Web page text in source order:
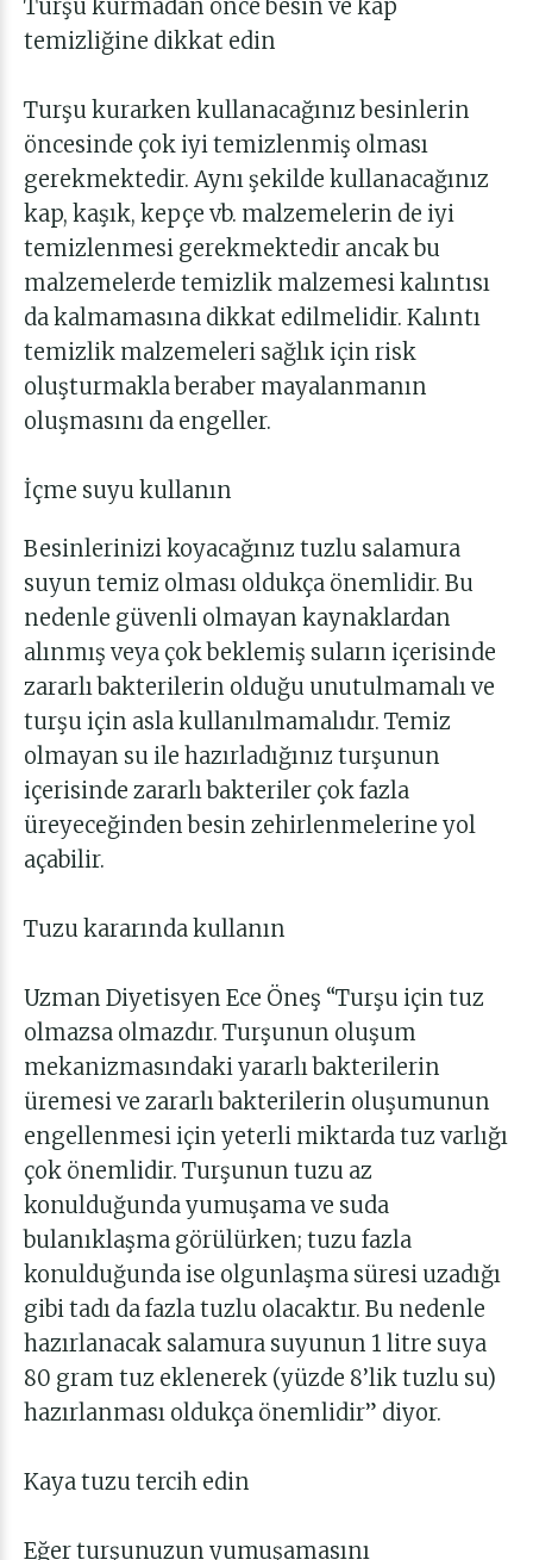
Turşu kurmadan önce besin ve kap
temizliğine dikkat edin
Turşu kurarken kullanacağınız besinlerin
öncesinde çok iyi temizlenmiş olması
gerekmektedir. Aynı şekilde kullanacağınız
kap, kaşık, kepçe vb. malzemelerin de iyi
temizlenmesi gerekmektedir ancak bu
malzemelerde temizlik malzemesi kalıntısı
da kalmamasına dikkat edilmelidir. Kalıntı
temizlik malzemeleri sağlık için risk
oluşturmakla beraber mayalanmanın
oluşmasını da engeller.
İçme suyu kullanın
Besinlerinizi koyacağınız tuzlu salamura
suyun temiz olması oldukça önemlidir. Bu
nedenle güvenli olmayan kaynaklardan
alınmış veya çok beklemiş suların içerisinde
zararlı bakterilerin olduğu unutulmamalı ve
turşu için asla kullanılmamalıdır. Temiz
olmayan su ile hazırladığınız turşunun
içerisinde zararlı bakteriler çok fazla
üreyeceğinden besin zehirlenmelerine yol
açabilir.
Tuzu kararında kullanın
Uzman Diyetisyen Ece Öneş “Turşu için tuz
olmazsa olmazdır. Turşunun oluşum
mekanizmasındaki yararlı bakterilerin
üremesi ve zararlı bakterilerin oluşumunun
engellenmesi için yeterli miktarda tuz varlığı
çok önemlidir. Turşunun tuzu az
konulduğunda yumuşama ve suda
bulanıklaşma görülürken; tuzu fazla
konulduğunda ise olgunlaşma süresi uzadığı
gibi tadı da fazla tuzlu olacaktır. Bu nedenle
hazırlanacak salamura suyunun 1 litre suya
80 gram tuz eklenerek (yüzde 8’lik tuzlu su)
hazırlanması oldukça önemlidir” diyor.
Kaya tuzu tercih edin
Eğer turşunuzun yumuşamasını